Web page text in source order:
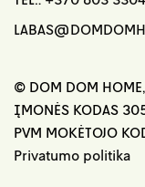
© DOM DOM
ĮMONĖS KODAS
PVM MOKĖTOJO
Privatumo politika